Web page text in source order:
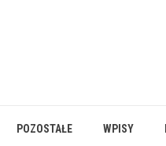
POZOSTAŁE WPISY